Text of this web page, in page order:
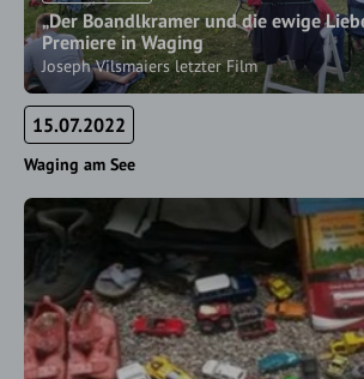
„Der Boandlkramer und die ewige
Premiere in Waging
Joseph Vilsmaiers letzter Film
15.07.2022
Waging am See